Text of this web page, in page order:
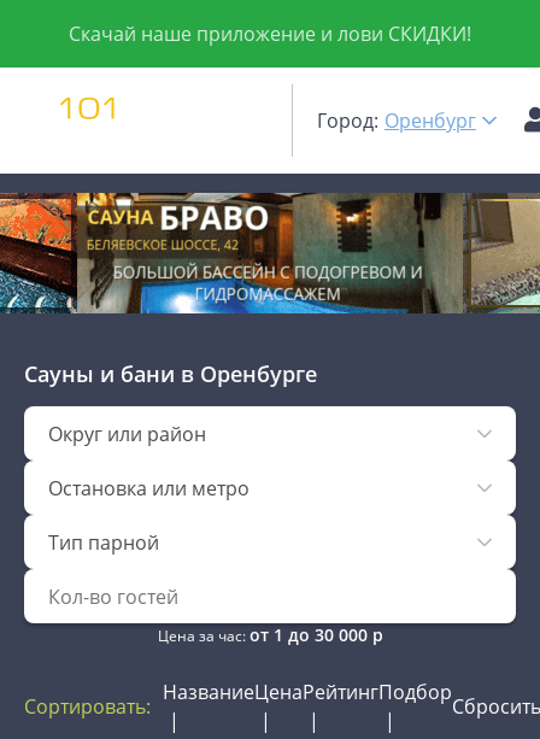
Скачай наше приложение и лови СКИДКИ!
Город: Оренбург
Сауны и бани в Оренбурге
Округ или район
Остановка или метро
Тип парной
Цена за час:от 1 до 30 000р
Сортировать:
НазваниеЦенаРейтингПодбор
Сбросить